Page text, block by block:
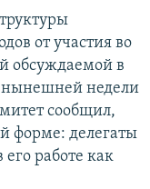
от участия во
обсуждаемой в
нынешней недели
сообщил,
форме: делегаты
его работе как